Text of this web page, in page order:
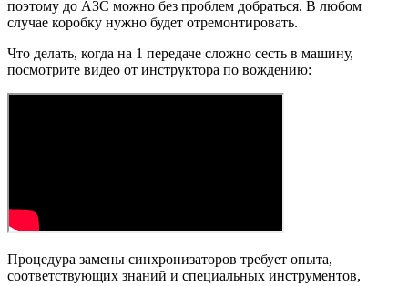
поэтому до АЗС можно без проблем добраться. В любом
случае коробку нужно будет отремонтировать.
Что делать, когда на 1 передаче сложно сесть в машину,
посмотрите видео от инструктора по вождению:
Процедура замены синхронизаторов требует опыта,
соответствующих знаний и специальных инструментов,